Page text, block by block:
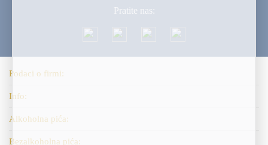
Pratite nas:
Podaci o firmi:
Info:
Alkoholna pića:
Bezalkoholna pića: